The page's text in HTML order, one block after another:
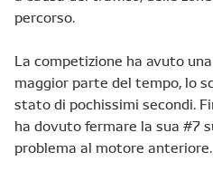
percorso.
La competizione ha avuto
maggior parte del tempo, lo
stato di pochissimi secondi.
ha dovuto fermare la sua #7
problema al motore anteriore.